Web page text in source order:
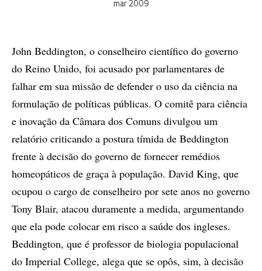
mar 2009
John Beddington, o conselheiro científico do governo
do Reino Unido, foi acusado por parlamentares de
falhar em sua missão de defender o uso da ciência na
formulação de políticas públicas. O comitê para ciência
e inovação da Câmara dos Comuns divulgou um
relatório criticando a postura tímida de Beddington
frente à decisão do governo de fornecer remédios
homeopáticos de graça à população. David King, que
ocupou o cargo de conselheiro por sete anos no governo
Tony Blair, atacou duramente a medida, argumentando
que ela pode colocar em risco a saúde dos ingleses.
Beddington, que é professor de biologia populacional
do Imperial College, alega que se opôs, sim, à decisão